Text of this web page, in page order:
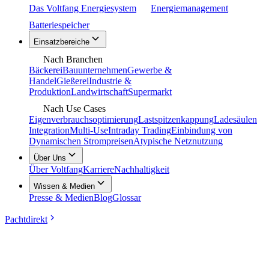
Das Voltfang Energiesystem
Energiemanagement
Batteriespeicher
Einsatzbereiche
Nach Branchen
BäckereiBauunternehmenGewerbe &
HandelGießereiIndustrie &
ProduktionLandwirtschaftSupermarkt
Nach Use Cases
EigenverbrauchsoptimierungLastspitzenkappungLadesäulen
IntegrationMulti-UseIntraday TradingEinbindung von
Dynamischen StrompreisenAtypische Netznutzung
Über Uns
Über VoltfangKarriereNachhaltigkeit
Wissen & Medien
Presse & MedienBlogGlossar
Pachtdirekt